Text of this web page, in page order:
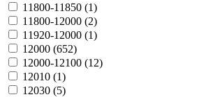
11800-11850 (1)
11800-12000 (2)
11920-12000 (1)
12000 (652)
12000-12100 (12)
12010 (1)
12030 (5)